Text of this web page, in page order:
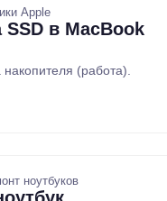
Apple
SSD в MacBook
(работа).
ноутбуков